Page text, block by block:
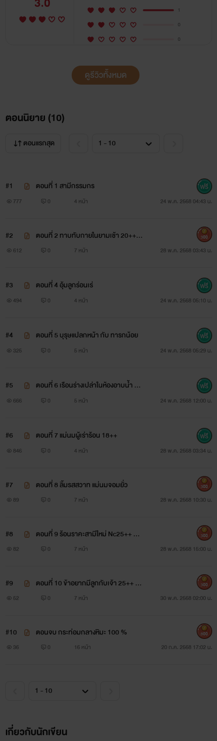
1
0
0
ดูรีวิวทั้งหมด
ตอนนิยาย (10)
ตอนแรกสุด
#1 ตอนที่ 1 สามีกรรมกร
777 0 4 หน้า 24 พ.ค. 2568 04:43 น.
#2
ตอนที่ 2 ทาบทับกายในยามเช้า 20++ 1
00%
612 0 7 หน้า 28 พ.ค. 2568 03:43 น.
300
#3 ตอนที่ 4 อุ้มลูกร่อนเร่
494 0 4 หน้า 24 พ.ค. 2568 05:10 น.
#4 ตอนที่ 5 บุรุษแปลกหน้า กับ ทารกน้อย
325 0 5 หน้า 24 พ.ค. 2568 05:29 น.
#5
ตอนที่ 6 เรือนร่างเปล่าในห้องอาบน้ำ 18
666 0 5 หน้า 24 พ.ค. 2568 12:00 น.
#6 ตอนที่ 7 แม่นมผู้เร่าร้อน 18++
846 0 4 หน้า 28 พ.ค. 2568 03:34 น.
#7 ตอนที่ 8 ลิ้มรสสวาท แม่นมจอมยั่ว
89 0 7 หน้า 28 พ.ค. 2568 10:30 น.
300
#8
ตอนที่ 9 ร้อนราคะสามีใหม่ Nc25++ 10
0%
82 0 7 หน้า 28 พ.ค. 2568 15:00 น.
300
#9
ตอนที่ 10 ข้าอยากมีลูกกับเจ้า 25++ N
52 0 7 หน้า 30 พ.ค. 2568 02:00 น.
300
#10 ตอนจบ กระท่อมกลางหิมะ 100 %
36 0 16 หน้า 20 ก.ค. 2568 17:02 น.
800
เกี่ยวกับนักเขียน